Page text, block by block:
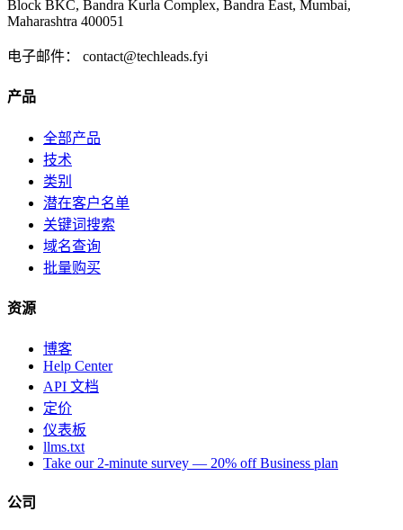
Block BKC, Bandra Kurla Complex, Bandra East, Mumbai,
Maharashtra 400051
电子邮件： contact@techleads.fyi
产品
全部产品
技术
类别
潜在客户名单
关键词搜索
域名查询
批量购买
资源
博客
Help Center
API 文档
定价
仪表板
llms.txt
Take our 2-minute survey — 20% off Business plan
公司